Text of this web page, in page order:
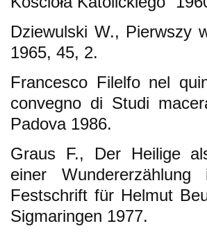
Dziewulski W., Pierwszy
1965, 45, 2.
Francesco Filelfo nel
convegno di Studi
Padova 1986.
Graus F., Der Heilige
einer
Festschrift für Helmut
Sigmaringen 1977.